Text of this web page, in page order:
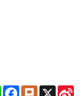
Line Facebook
PlurkX